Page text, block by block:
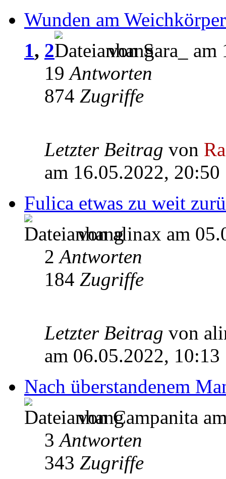
Wunden am
1, 2
von Sara_ am
19Antworten
874 Zugriffe
Letzter Beitrag von
am 16.05.2022, 20:50
Fulica etwas zu weit
von alinax am
2Antworten
184 Zugriffe
Letzter Beitrag von
am 06.05.2022, 10:13
Nach überstandenem
von Campanita
3Antworten
343 Zugriffe